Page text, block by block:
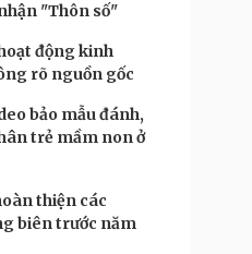
"Thôn số"
động kinh
rõ nguồn gốc
bảo mẫu đánh,
trẻ mầm non ở
thiện các
biên trước năm